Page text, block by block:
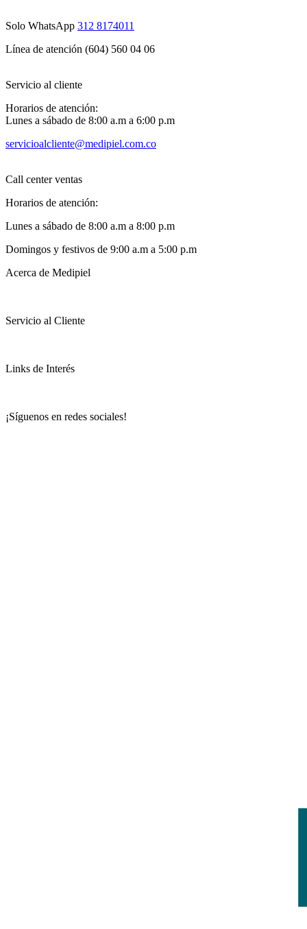
Solo WhatsApp 312 8174011
Línea de atención (604) 560 04 06
Servicio al cliente
Horarios de atención:
Lunes a sábado de 8:00 a.m a 6:00 p.m
servicioalcliente@medipiel.com.co
Call center ventas
Horarios de atención:
Lunes a sábado de 8:00 a.m a 8:00 p.m
Domingos y festivos de 9:00 a.m a 5:00 p.m
Acerca de Medipiel
Servicio al Cliente
Links de Interés
¡Síguenos en redes sociales!